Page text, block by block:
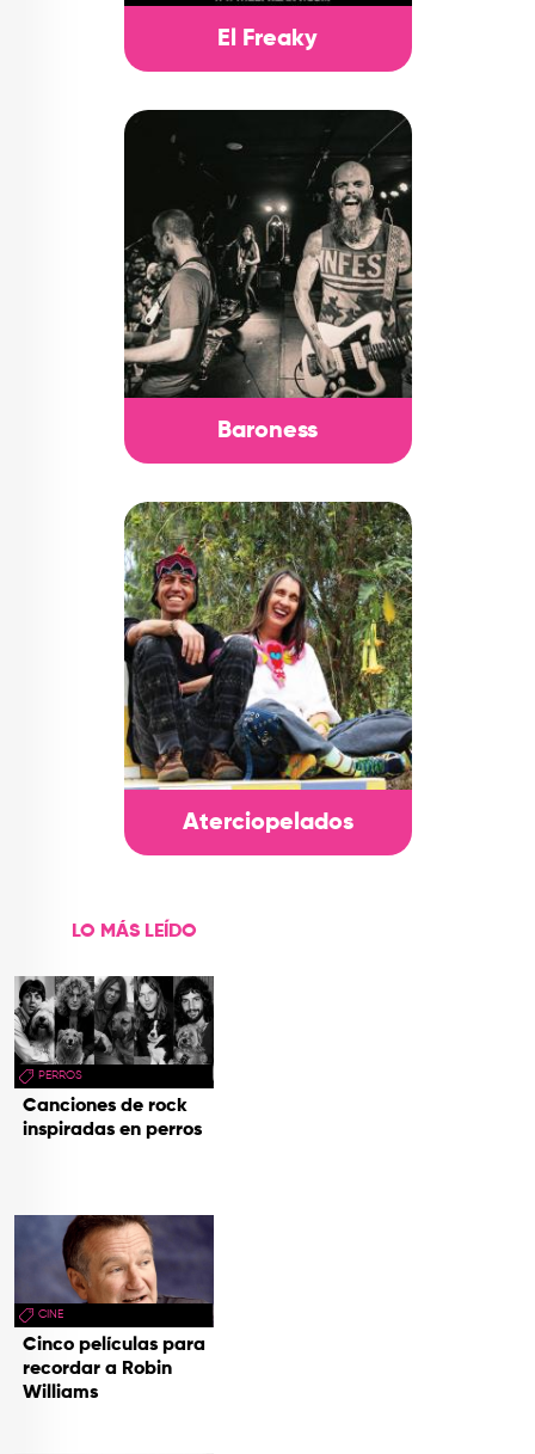
El Freaky
Baroness
Aterciopelados
LO MÁS LEÍDO
PERROS
Canciones de rock
inspiradas en perros
CINE
Cinco películas para
recordar a Robin
Williams